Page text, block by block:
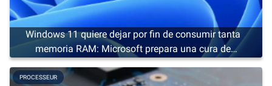
Windows 11 quiere dejar por fin de consumir tanta
memoria RAM: Microsoft prepara una cura de
adelgazamiento
PROCESSEUR